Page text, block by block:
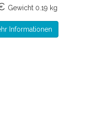
Gewicht 0.19 kg
Informationen